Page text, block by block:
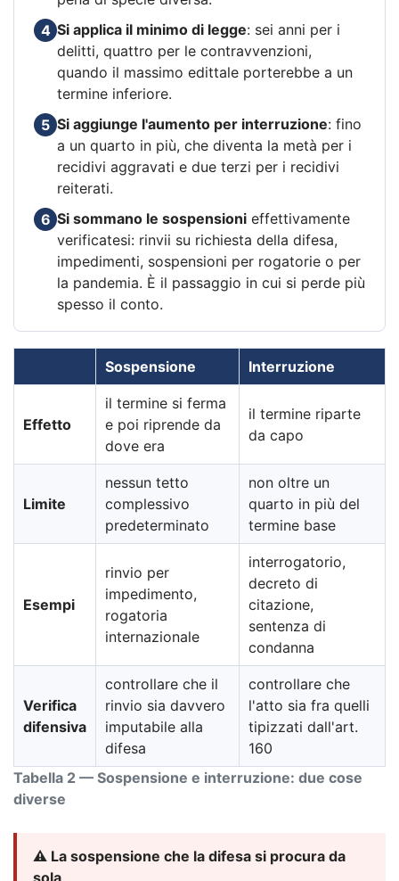
4 Si applica il minimo di legge: sei anni per i
delitti, quattro per le contravvenzioni,
quando il massimo edittale porterebbe a un
termine inferiore.
5 Si aggiunge l'aumento per interruzione: fino
a un quarto in più, che diventa la metà per i
recidivi aggravati e due terzi per i recidivi
reiterati.
6 Si sommano le sospensioni effettivamente
verificatesi: rinvii su richiesta della difesa,
impedimenti, sospensioni per rogatorie o per
la pandemia. È il passaggio in cui si perde più
spesso il conto.
Tabella 2 — Sospensione e interruzione: due cose
diverse
Sospensione Interruzione
Effetto
il termine si ferma
e poi riprende da
dove era
il termine riparte
da capo
Limite
nessun tetto
complessivo
predeterminato
non oltre un
quarto in più del
termine base
Esempi
rinvio per
impedimento,
rogatoria
internazionale
interrogatorio,
decreto di
citazione,
sentenza di
condanna
Verifica
difensiva
controllare che il
rinvio sia davvero
imputabile alla
difesa
controllare che
l'atto sia fra quelli
tipizzati dall'art.
160
⚠️ La sospensione che la difesa si procura da
sola